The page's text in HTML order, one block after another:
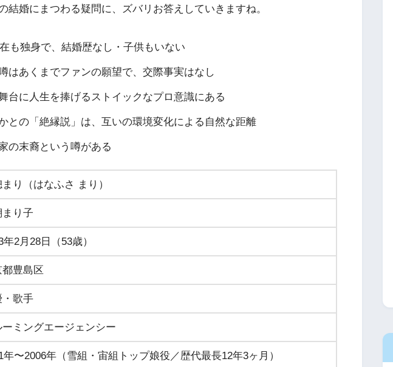
結婚にまつわる疑問に、ズバリお答えしていきますね。
も独身で、結婚歴なし・子供もいない
はあくまでファンの願望で、交際事実はなし
台に人生を捧げるストイックなプロ意識にある
との「絶縁説」は、互いの環境変化による自然な距離
の末裔という噂がある
り（はなふさ まり）
り子
年2月28日（53歳）
都豊島区
・歌手
ーミングエージェンシー
年〜2006年（雪組・宙組トップ娘役／歴代最長12年3ヶ月）